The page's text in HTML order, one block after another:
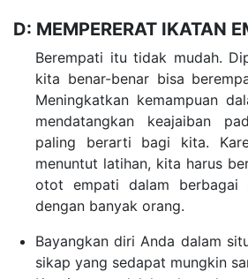
D: MEMPERERAT IKATAN
Berempati itu tidak mudah.
kita benar-benar bisa
Meningkatkan kemampuan
mendatangkan keajaiban
paling berarti bagi kita.
menuntut latihan, kita harus
otot empati dalam berbagai
dengan banyak orang.
Bayangkan diri Anda dalam
sikap yang sedapat mungkin